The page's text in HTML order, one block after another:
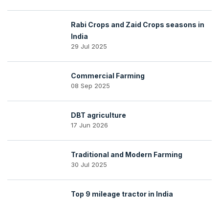
Rabi Crops and Zaid Crops seasons in
India
29 Jul 2025
Commercial Farming
08 Sep 2025
DBT agriculture
17 Jun 2026
Traditional and Modern Farming
30 Jul 2025
Top 9 mileage tractor in India